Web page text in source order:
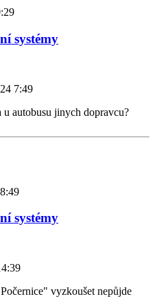
systémy
7:49
autobusu jinych dopravcu?
systémy
vyzkoušet nepůjde